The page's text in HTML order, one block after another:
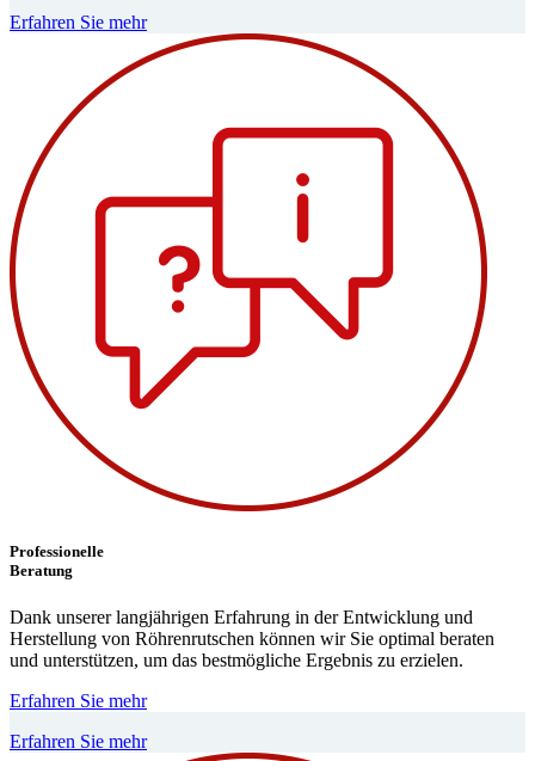
Erfahren Sie mehr
Professionelle
Beratung
Dank unserer langjährigen Erfahrung in der Entwicklung und
Herstellung von Röhrenrutschen können wir Sie optimal beraten
und unterstützen, um das bestmögliche Ergebnis zu erzielen.
Erfahren Sie mehr
Erfahren Sie mehr